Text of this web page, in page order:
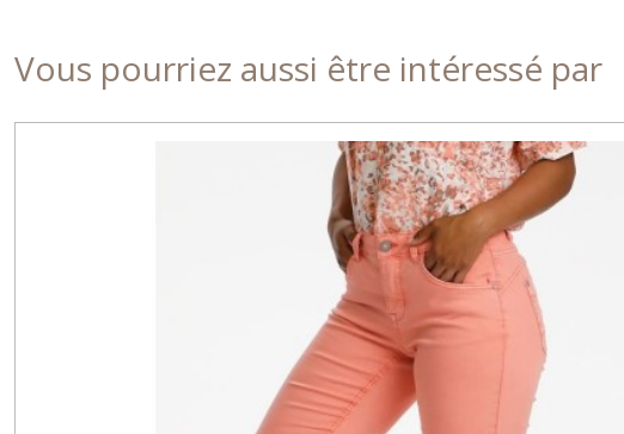
Vous pourriez aussi être intéressé par